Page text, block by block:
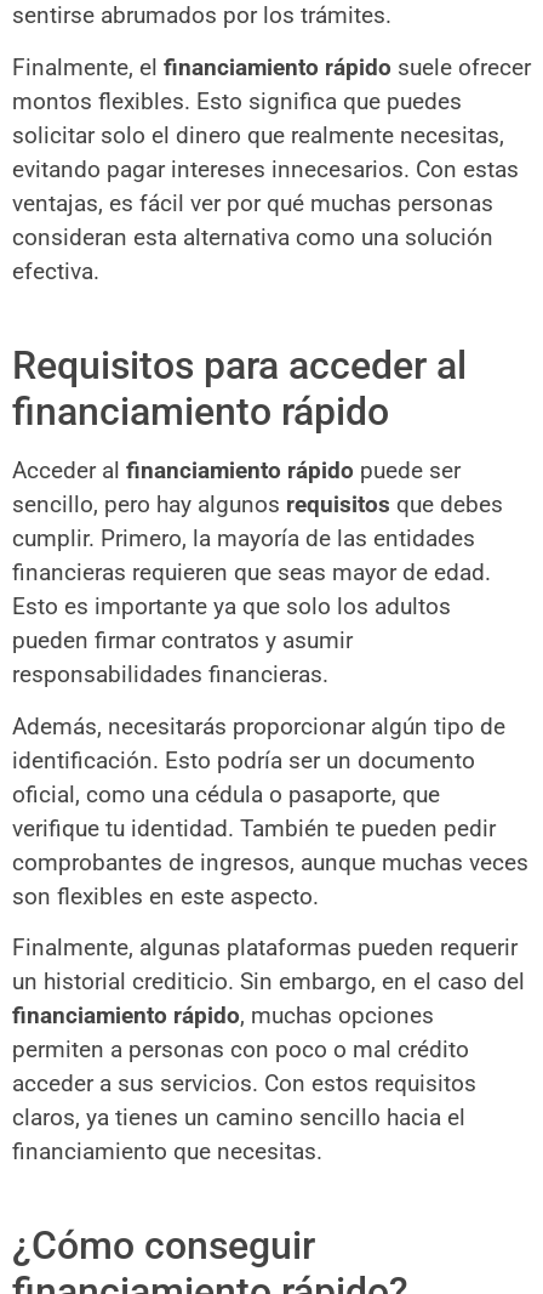
sentirse abrumados por los trámites.
Finalmente, el financiamiento rápido suele ofrecer
montos flexibles. Esto significa que puedes
solicitar solo el dinero que realmente necesitas,
evitando pagar intereses innecesarios. Con estas
ventajas, es fácil ver por qué muchas personas
consideran esta alternativa como una solución
efectiva.
Requisitos para acceder al
financiamiento rápido
Acceder al financiamiento rápido puede ser
sencillo, pero hay algunos requisitos que debes
cumplir. Primero, la mayoría de las entidades
financieras requieren que seas mayor de edad.
Esto es importante ya que solo los adultos
pueden firmar contratos y asumir
responsabilidades financieras.
Además, necesitarás proporcionar algún tipo de
identificación. Esto podría ser un documento
oficial, como una cédula o pasaporte, que
verifique tu identidad. También te pueden pedir
comprobantes de ingresos, aunque muchas veces
son flexibles en este aspecto.
Finalmente, algunas plataformas pueden requerir
un historial crediticio. Sin embargo, en el caso del
financiamiento rápido, muchas opciones
permiten a personas con poco o mal crédito
acceder a sus servicios. Con estos requisitos
claros, ya tienes un camino sencillo hacia el
financiamiento que necesitas.
¿Cómo conseguir